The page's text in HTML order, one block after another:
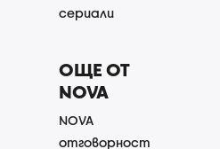
сериали
ОЩЕ ОТ
NOVA
NOVA
отговорност